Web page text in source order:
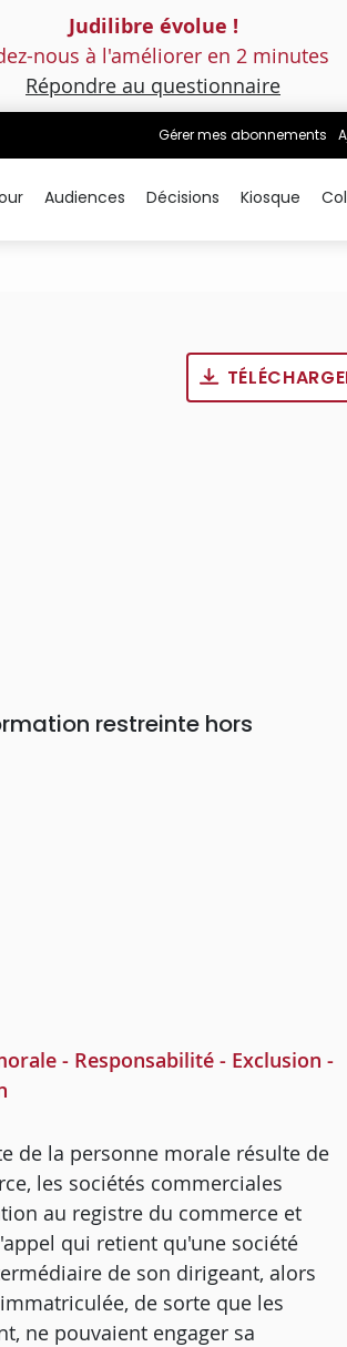
Judilibre évolue !
nous à l'améliorer en 2 minutes
Répondre au questionnaire
Gérer mes abonnements
Audiences Décisions Kiosque
restreinte hors
- Responsabilité - Exclusion -
de la personne morale résulte de
les sociétés commerciales
au registre du commerce et
qui retient qu'une société
de son dirigeant, alors
de sorte que les
ne pouvaient engager sa